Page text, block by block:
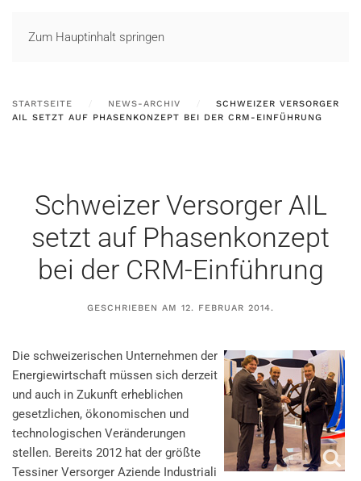
Zum Hauptinhalt springen
STARTSEITE NEWS-ARCHIV
SCHWEIZER VERSORGER
AIL SETZT AUF PHASENKONZEPT BEI DER CRM-EINFÜHRUNG
Schweizer Versorger AIL
setzt auf Phasenkonzept
bei der CRM-Einführung
GESCHRIEBEN AM 12. FEBRUAR 2014.
Die schweizerischen Unternehmen der
Energiewirtschaft müssen sich derzeit
und auch in Zukunft erheblichen
gesetzlichen, ökonomischen und
technologischen Veränderungen
stellen. Bereits 2012 hat der größte
Tessiner Versorger Aziende Industriali